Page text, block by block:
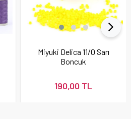
Miyuki Delica 11/0 Sarı
Boncuk
190,00 TL